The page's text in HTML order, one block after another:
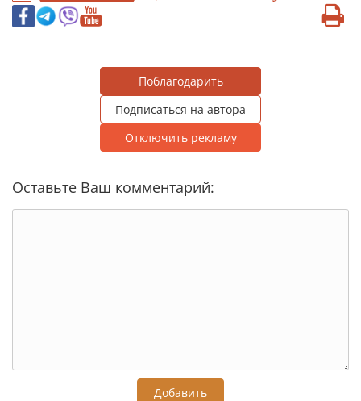
Поблагодарить
Подписаться на автора
Отключить рекламу
Оставьте Ваш комментарий:
Добавить